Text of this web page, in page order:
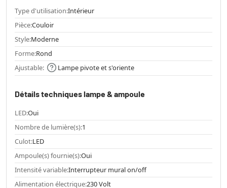
Type d'utilisation:Intérieur
Pièce:Couloir
Style:Moderne
Forme:Rond
Ajustable:
Lampe pivote et s'oriente
Détails techniques lampe & ampoule
LED:Oui
Nombre de lumière(s):1
Culot:LED
Ampoule(s) fournie(s):Oui
Intensité variable:Interrupteur mural on/off
Alimentation électrique:230 Volt